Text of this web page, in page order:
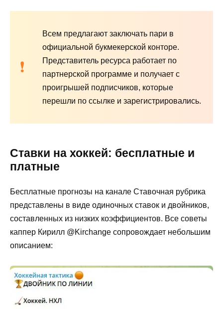
Всем предлагают заключать пари в
официальной букмекерской конторе.
Представитель ресурса работает по
партнерской программе и получает с
проигрышей подписчиков, которые
перешли по ссылке и зарегистрировались.
Ставки на хоккей: бесплатные и
платные
Бесплатные прогнозы на канале Ставочная рубрика
представлены в виде одиночных ставок и двойников,
составленных из низких коэффициентов. Все советы
каппер Кирилл @Kirchange сопровождает небольшим
описанием: